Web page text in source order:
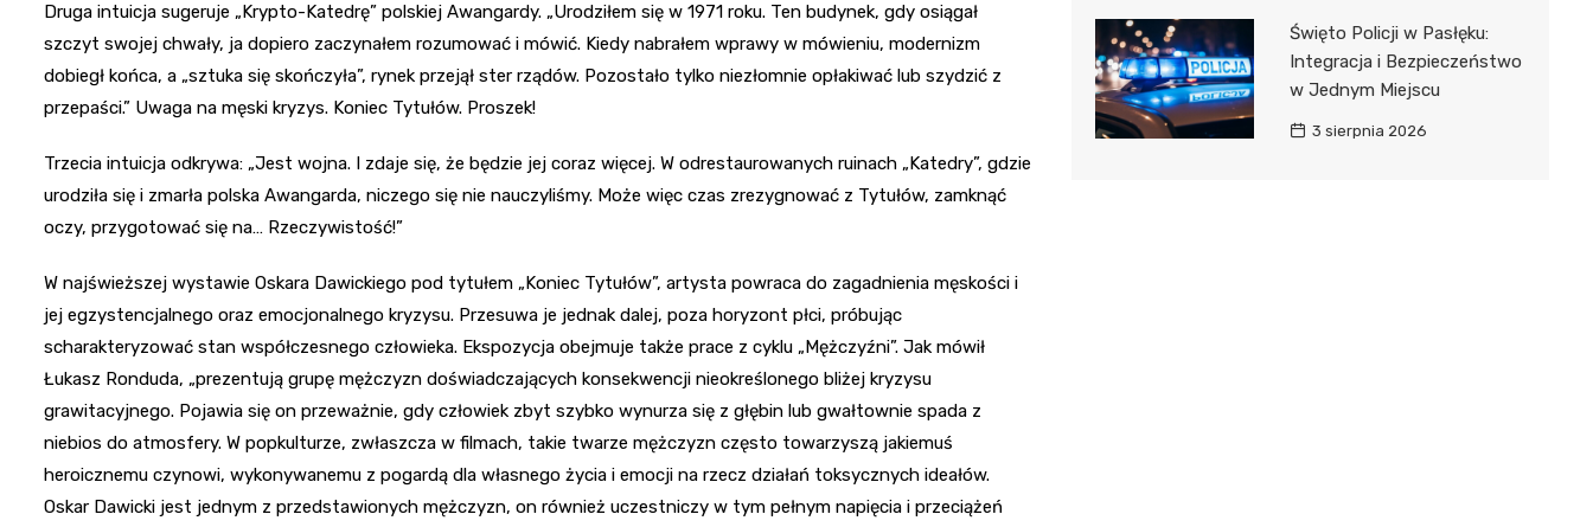
Druga intuicja sugeruje „Krypto-Katedrę” polskiej Awangardy. „Urodziłem się w 1971 roku. Ten budynek, gdy osiągał
szczyt swojej chwały, ja dopiero zaczynałem rozumować i mówić. Kiedy nabrałem wprawy w mówieniu, modernizm
dobiegł końca, a „sztuka się skończyła”, rynek przejął ster rządów. Pozostało tylko niezłomnie opłakiwać lub szydzić z
przepaści.” Uwaga na męski kryzys. Koniec Tytułów. Proszek!
Trzecia intuicja odkrywa: „Jest wojna. I zdaje się, że będzie jej coraz więcej. W odrestaurowanych ruinach „Katedry”, gdzie
urodziła się i zmarła polska Awangarda, niczego się nie nauczyliśmy. Może więc czas zrezygnować z Tytułów, zamknąć
oczy, przygotować się na… Rzeczywistość!”
W najświeższej wystawie Oskara Dawickiego pod tytułem „Koniec Tytułów”, artysta powraca do zagadnienia męskości i
jej egzystencjalnego oraz emocjonalnego kryzysu. Przesuwa je jednak dalej, poza horyzont płci, próbując
scharakteryzować stan współczesnego człowieka. Ekspozycja obejmuje także prace z cyklu „Mężczyźni”. Jak mówił
Łukasz Ronduda, „prezentują grupę mężczyzn doświadczających konsekwencji nieokreślonego bliżej kryzysu
grawitacyjnego. Pojawia się on przeważnie, gdy człowiek zbyt szybko wynurza się z głębin lub gwałtownie spada z
niebios do atmosfery. W popkulturze, zwłaszcza w filmach, takie twarze mężczyzn często towarzyszą jakiemuś
heroicznemu czynowi, wykonywanemu z pogardą dla własnego życia i emocji na rzecz działań toksycznych ideałów.
Oskar Dawicki jest jednym z przedstawionych mężczyzn, on również uczestniczy w tym pełnym napięcia i przeciążeń
Święto Policji w Pasłęku:
Integracja i Bezpieczeństwo
w Jednym Miejscu
3 sierpnia 2026